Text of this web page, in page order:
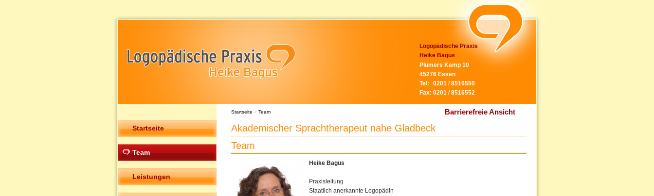
Logopädische Praxis
Heike Bagus
Plümers Kamp 10
45276 Essen
Tel:
0201 / 8516550
Fax: 0201 / 8516552
Barrierefreie Ansicht
Startseite
Team
Leistungen
Startseite > Team
Akademischer Sprachtherapeut nahe Gladbeck
Team
Heike Bagus
Praxisleitung
Staatlich anerkannte Logopädin